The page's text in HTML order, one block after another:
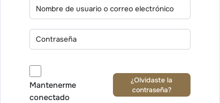
Mantenerme
conectado
¿Olvidaste la
contraseña?